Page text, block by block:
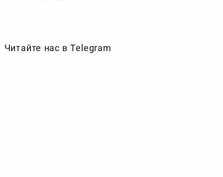
Читайте нас в Telegram